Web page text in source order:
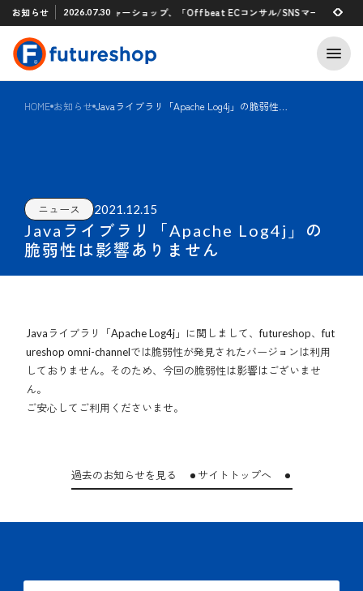
お知らせ
アプリ 「STAFF START」とのタグ連携を開始
2026.07.30
フューチャーショップ、「Offbeat ECコンサル/SNSマーケティング
2026.07.29
HOME お知らせ
ニュース 2021.12.15
Javaライブラリ「Apache Log4j」の
脆弱性は影響ありません
Javaライブラリ「Apache Log4j」に関しまして、futureshop、fut
ureshop omni-channelでは脆弱性が発見されたバージョンは利用
しておりません。そのため、今回の脆弱性は影響はございませ
ん。
ご安心してご利用くださいませ。
過去のお知らせを見る サイトトップへ